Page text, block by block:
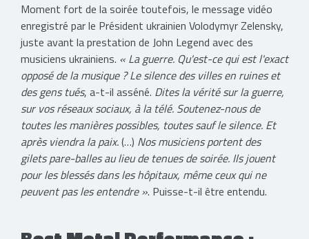
Moment fort de la soirée toutefois, le message vidéo
enregistré par le Président ukrainien Volodymyr Zelensky,
juste avant la prestation de John Legend avec des
musiciens ukrainiens. « La guerre. Qu'est-ce qui est l'exact
opposé de la musique ? Le silence des villes en ruines et
des gens tués, a-t-il asséné. Dites la vérité sur la guerre,
sur vos réseaux sociaux, à la télé. Soutenez-nous de
toutes les manières possibles, toutes sauf le silence. Et
après viendra la paix.(…) Nos musiciens portent des
gilets pare-balles au lieu de tenues de soirée. Ils jouent
pour les blessés dans les hôpitaux, même ceux qui ne
peuvent pas les entendre ». Puisse-t-il être entendu.